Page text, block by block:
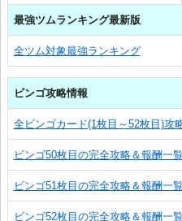
最強ツムランキング最新版
全ツム対象最強ランキング
ビンゴ攻略情報
全ビンゴカード(1枚目～52枚目)攻
ビンゴ50枚目の完全攻略＆報酬一覧
ビンゴ51枚目の完全攻略＆報酬一覧
ビンゴ52枚目の完全攻略＆報酬一覧